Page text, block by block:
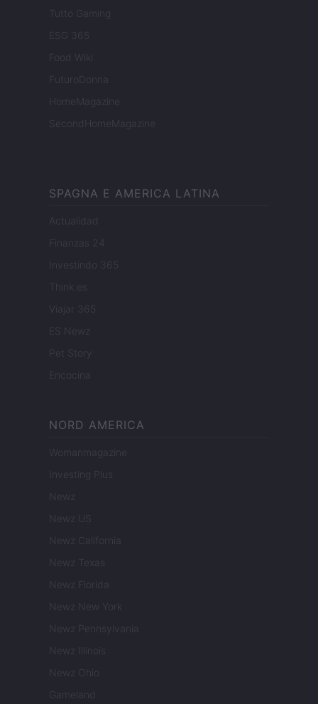
Tutto Gaming
ESG 365
Food Wiki
FuturoDonna
HomeMagazine
SecondHomeMagazine
SPAGNA E AMERICA LATINA
Actualidad
Finanzas 24
Investindo 365
Think.es
Viajar 365
ES Newz
Pet Story
Encocina
NORD AMERICA
Womanmagazine
Investing Plus
Newz
Newz US
Newz California
Newz Texas
Newz Florida
Newz New York
Newz Pennsylvania
Newz Illinois
Newz Ohio
Gameland